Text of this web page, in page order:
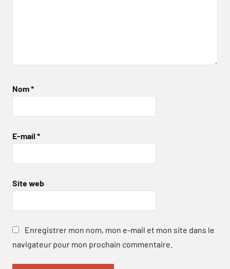
Nom*
E-mail *
Site web
Enregistrer mon nom, mon e-mail et mon site dans le
navigateur pour mon prochain commentaire.